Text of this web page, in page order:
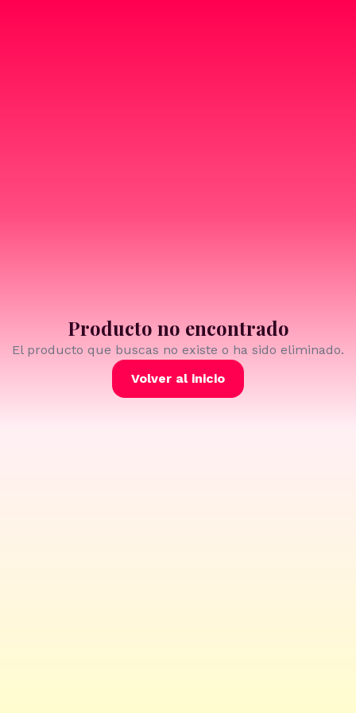
Producto no encontrado
El producto que buscas no existe o ha sido eliminado.
Volver al inicio